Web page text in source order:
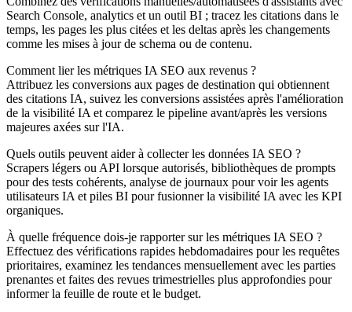
Search Console, analytics et un outil BI ; tracez les citations dans le
temps, les pages les plus citées et les deltas après les changements
comme les mises à jour de schema ou de contenu.
Comment lier les métriques IA SEO aux revenus ?
Attribuez les conversions aux pages de destination qui obtiennent
des citations IA, suivez les conversions assistées après l'amélioration
de la visibilité IA et comparez le pipeline avant/après les versions
majeures axées sur l'IA.
Quels outils peuvent aider à collecter les données IA SEO ?
Scrapers légers ou API lorsque autorisés, bibliothèques de prompts
pour des tests cohérents, analyse de journaux pour voir les agents
utilisateurs IA et piles BI pour fusionner la visibilité IA avec les KPI
organiques.
À quelle fréquence dois-je rapporter sur les métriques IA SEO ?
Effectuez des vérifications rapides hebdomadaires pour les requêtes
prioritaires, examinez les tendances mensuellement avec les parties
prenantes et faites des revues trimestrielles plus approfondies pour
informer la feuille de route et le budget.